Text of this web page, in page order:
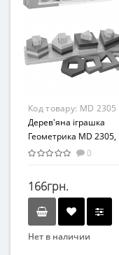
Развивающая игрушка
От 3-х лет
Возрастная группа
Дерево
Код товару: MD 2305
Дерев'яна іграшка
Геометрика MD 2305,
33*7*6 см
0
166грн.
Нет в наличии